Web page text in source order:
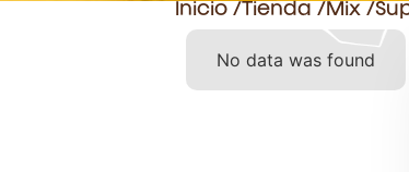
Inicio / Tienda / Mix /
No data was found